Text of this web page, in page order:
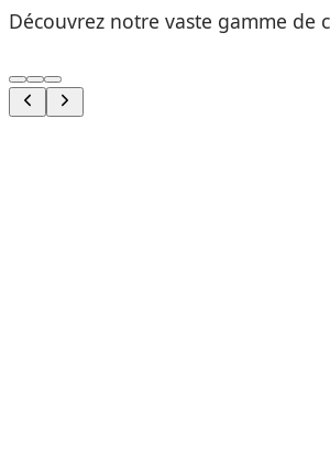
Découvrez notre vaste gamme